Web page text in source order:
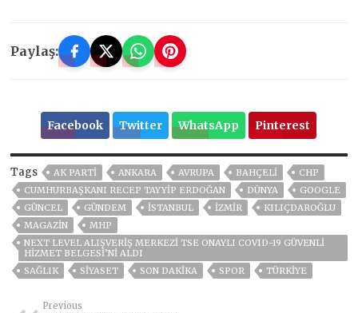
Paylaş:
Facebook Twitter WhatsApp Pinterest
Tags AK PARTİ ANKARA AVRUPA BAHÇELİ
CHP
CUMHURBAŞKANI RECEP TAYYIP ERDOĞAN
DÜNYA
GOOGLE
GÜNCEL
GÜNDEM ISTANBUL İZMIR
KILIÇDAROĞLU
MAGAZİN
MHP
NEXT LEVEL ALIŞVERIŞ MERKEZI TSE ONAYLI COVID-19 GÜVENLI
HIZMET BELGESI’NI ALDI
SAĞLIK
SİYASET SON DAKIKA SPOR TÜRKİYE
Previous